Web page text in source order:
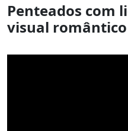
Penteados com
visual romântico